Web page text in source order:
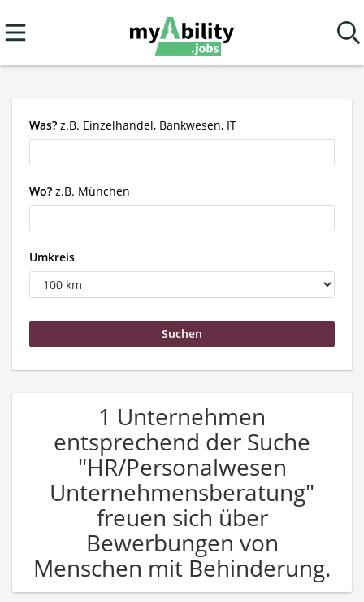
Was? z.B. Einzelhandel, Bankwesen, IT
Wo? z.B. München
Umkreis
1 Unternehmen
entsprechend der Suche
"HR/Personalwesen
Unternehmensberatung"
freuen sich über
Bewerbungen von
Menschen mit Behinderung.